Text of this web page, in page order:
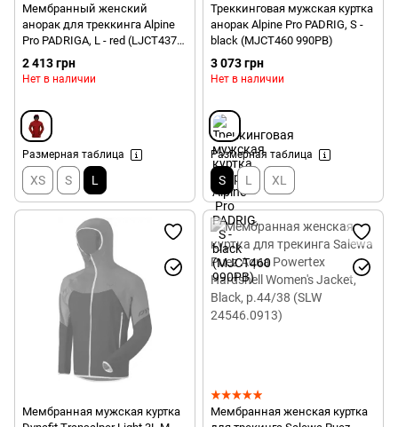
Мембранный женский
анорак для треккинга Alpine
Pro PADRIGA, L - red (LJCT437
445PA)
2 413 грн
Нет в наличии
Размерная таблица
XS S L
Треккинговая мужская куртка
анорак Alpine Pro PADRIG, S -
black (MJCT460 990PB)
3 073 грн
Нет в наличии
Размерная таблица
S L XL
Мембранная мужская куртка
Мембранная женская куртка